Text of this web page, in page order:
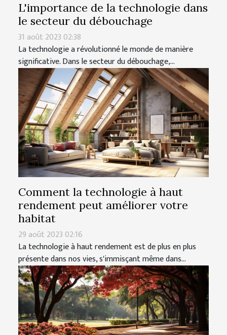
L'importance de la technologie dans
le secteur du débouchage
31 août 2023 02:38
La technologie a révolutionné le monde de manière
significative. Dans le secteur du débouchage,...
Comment la technologie à haut
rendement peut améliorer votre
habitat
29 août 2023 02:16
La technologie à haut rendement est de plus en plus
présente dans nos vies, s'immisçant même dans...